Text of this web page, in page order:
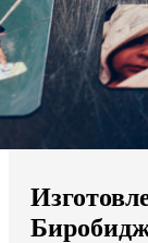
Мы доставляем
Продолжить без